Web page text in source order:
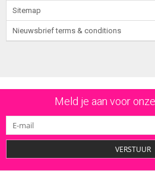
Sitemap
Nieuwsbrief terms & conditions
Meld je aan voor
VERSTUUR